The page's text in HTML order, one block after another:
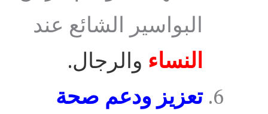
البواسير الشائع عند
النساء والرجال.
تعزيز ودعم صحة